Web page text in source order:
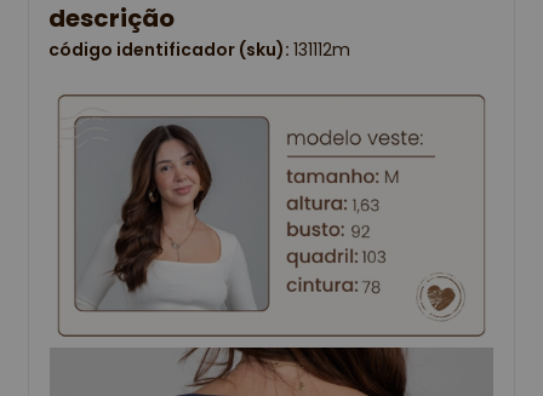
descrição
código identificador (sku): 131112m